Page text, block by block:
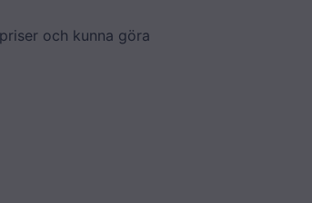
och kunna göra